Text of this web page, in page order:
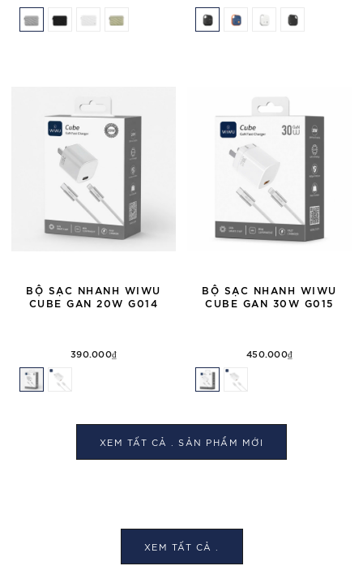
BỘ SẠC NHANH WIWU
CUBE GAN 20W G014
390.000₫
BỘ SẠC NHANH WIWU
CUBE GAN 30W G015
450.000₫
XEM TẤT CẢ . SẢN PHẨM MỚI
XEM TẤT CẢ .